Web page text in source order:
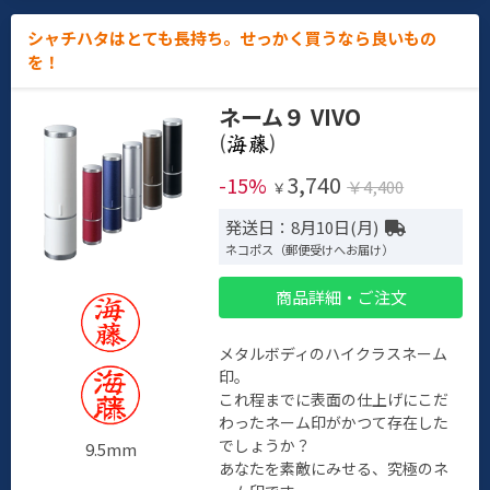
シャチハタはとても長持ち。せっかく買うなら良いもの
を！
9.5mm
ネーム９ VIVO
(
)
-15% ￥ 3,740 ￥4,400
発送日：8月10日(月)
ネコポス（郵便受けへお届け）
商品詳細・ご注文
メタルボディのハイクラスネーム
印。
これ程までに表面の仕上げにこだ
わったネーム印がかつて存在した
でしょうか？
あなたを素敵にみせる、究極のネ